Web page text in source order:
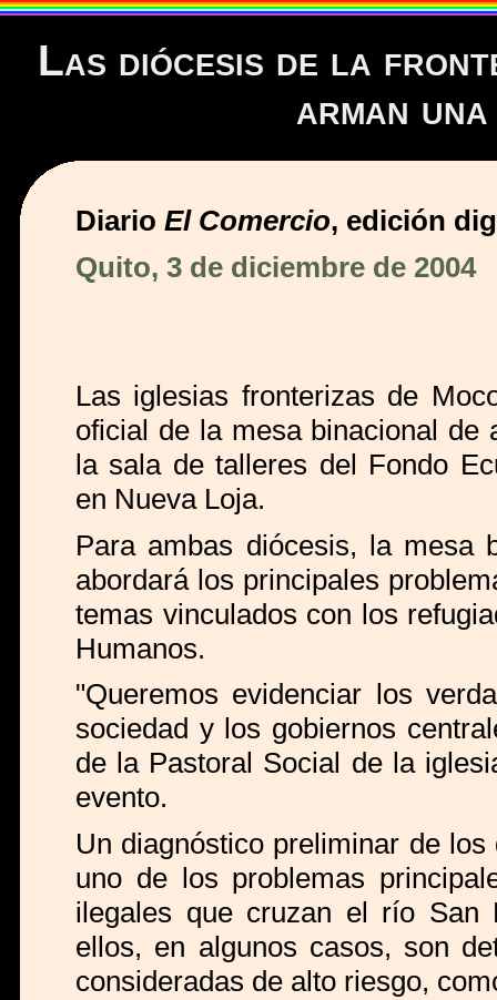
Las diócesis de la
arman
Diario El Comercio, edición
Quito, 3 de diciembre de 2004
Las iglesias fronterizas de
oficial de la mesa binacional de
la sala de talleres del Fondo
en Nueva Loja.
Para ambas diócesis, la mesa
abordará los principales
temas vinculados con los
Humanos.
"Queremos evidenciar los
sociedad y los gobiernos
de la Pastoral Social de la
evento.
Un diagnóstico preliminar de
uno de los problemas
ilegales que cruzan el río San
ellos, en algunos casos, son
consideradas de alto riesgo,